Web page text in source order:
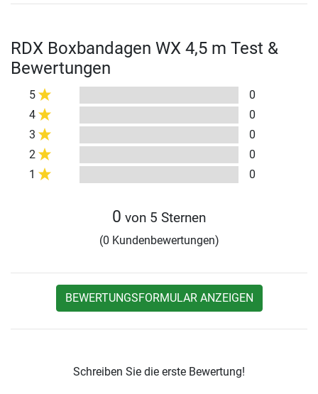
RDX Boxbandagen WX 4,5 m Test &
Bewertungen
5
0
4
0
3
0
2
0
1
0
0 von 5 Sternen
(0 Kundenbewertungen)
BEWERTUNGSFORMULAR ANZEIGEN
Schreiben Sie die erste Bewertung!